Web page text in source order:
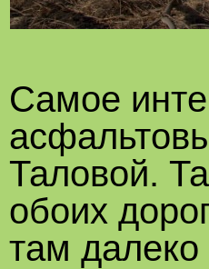
Самое
Таловой.
обоих
там